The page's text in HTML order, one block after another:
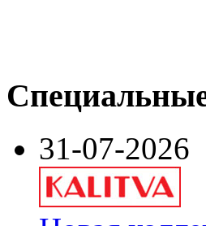
31-07-2026